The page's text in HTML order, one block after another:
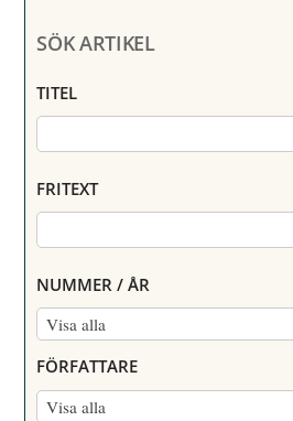
SÖK ARTIKEL
TITEL
FRITEXT
NUMMER / ÅR
Visa alla
N
M
M
FÖRFATTARE
Visa alla